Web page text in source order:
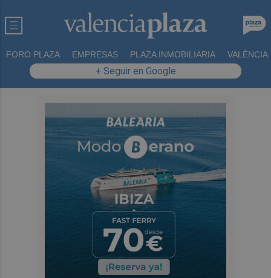
FORO PLAZA EMPRESAS PLAZA INMOBILIARIA VALÈNCIA
+ Seguir en Google